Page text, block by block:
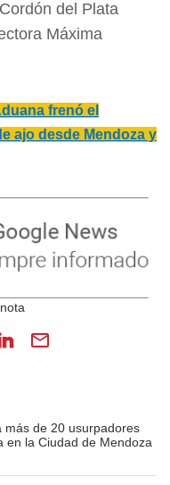
del Plata
Máxima
frenó el
ajo desde Mendoza y
más de 20 usurpadores
en la Ciudad de Mendoza